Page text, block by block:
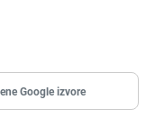
Google izvore